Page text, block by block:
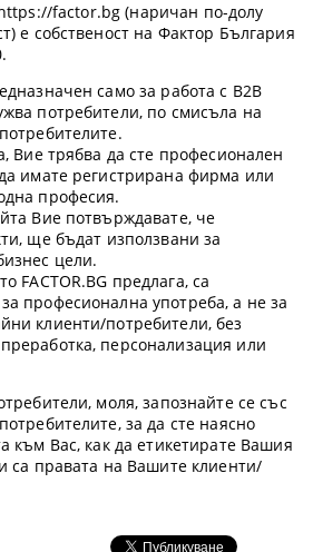
factor.bg (наричан по-долу
е собственост на Фактор България
само за работа с B2B
потребители, по смисъла на
Вие трябва да сте професионален
имате регистрирана фирма или
професия.
Вие потвърждавате, че
ще бъдат използвани за
цели.
FACTOR.BG предлага, са
професионална употреба, а не за
клиенти/потребители, без
персонализация или
моля, запознайте се със
за да сте наясно
към Вас, как да етикетирате Вашия
са правата на Вашите клиенти/